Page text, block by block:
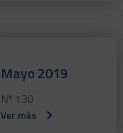
Mayo 2019
Nº 130
Ver más